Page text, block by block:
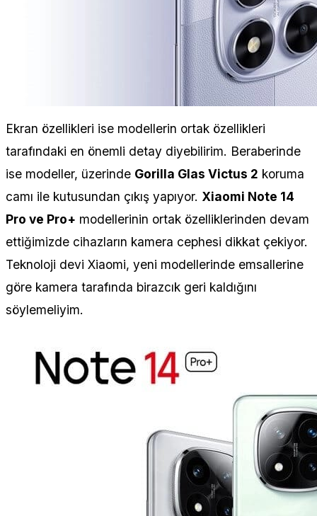
Ekran özellikleri ise modellerin ortak özellikleri
tarafındaki en önemli detay diyebilirim. Beraberinde
ise modeller, üzerinde Gorilla Glas Victus 2 koruma
camı ile kutusundan çıkış yapıyor. Xiaomi Note 14
Pro ve Pro+ modellerinin ortak özelliklerinden devam
ettiğimizde cihazların kamera cephesi dikkat çekiyor.
Teknoloji devi Xiaomi, yeni modellerinde emsallerine
göre kamera tarafında birazcık geri kaldığını
söylemeliyim.